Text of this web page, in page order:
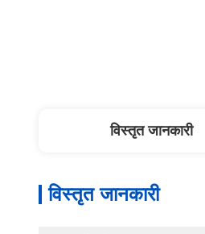
विस्तृत जानकारी
विस्तृत जानकारी